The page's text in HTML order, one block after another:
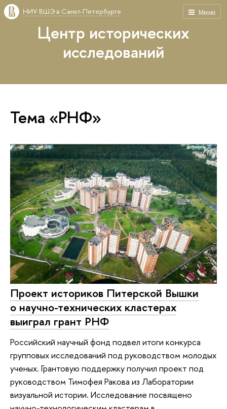
Меню
НИУ ВШЭ в Санкт-Петербурге
Центр исторических
исследований
Тема «РНФ»
Проект историков Питерской Вышки
о научно-технических кластерах
выиграл грант РНФ
Российский научный фонд подвел итоги конкурса
групповых исследований под руководством молодых
ученых. Грантовую поддержку получил проект под
руководством Тимофея Ракова из Лаборатории
визуальной истории. Исследование посвящено